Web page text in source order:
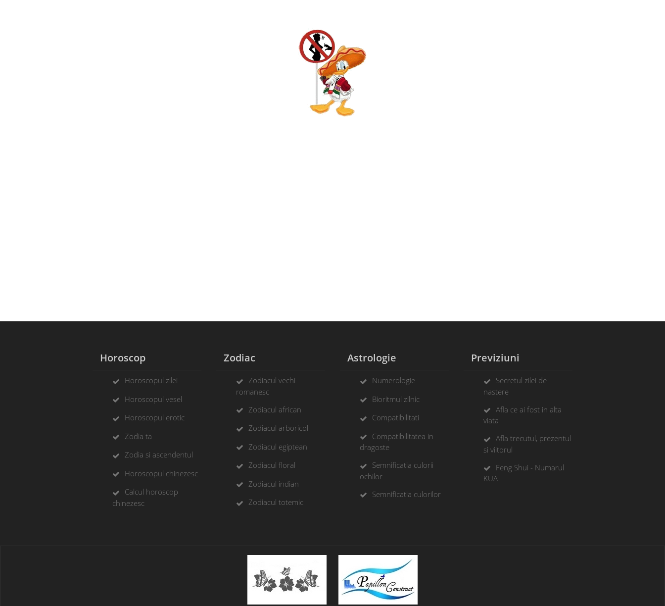
Horoscop
Horoscopul zilei
Horoscopul vesel
Horoscopul erotic
Zodia ta
Zodia si ascendentul
Horoscopul chinezesc
Calcul horoscop
chinezesc
Zodiac
Zodiacul vechi
romanesc
Zodiacul african
Zodiacul arboricol
Zodiacul egiptean
Zodiacul floral
Zodiacul indian
Zodiacul totemic
Astrologie
Numerologie
Bioritmul zilnic
Compatibilitati
Compatibilitatea in
dragoste
Semnificatia culorii
ochilor
Semnificatia culorilor
Previziuni
Secretul zilei de
nastere
Afla ce ai fost in alta
viata
Afla trecutul, prezentul
si viitorul
Feng Shui - Numarul
KUA